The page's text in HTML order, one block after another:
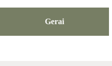
Gerai